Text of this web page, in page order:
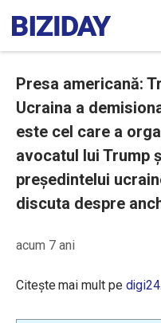
Presa americană:
Ucraina a
este cel care a
avocatul lui Trump
președintelui
discuta despre
acum 7 ani
Citește mai mult pe